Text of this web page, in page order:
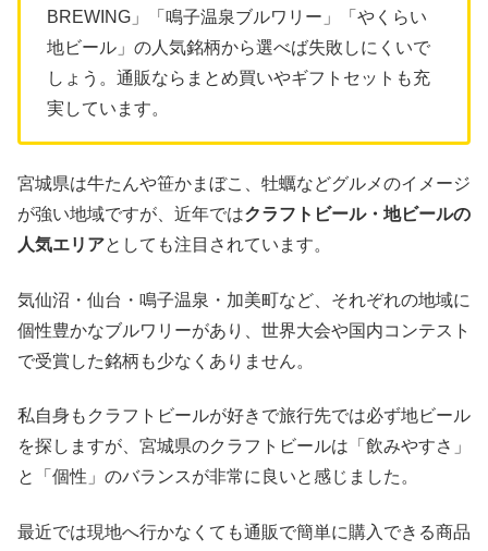
BREWING」「鳴子温泉ブルワリー」「やくらい
地ビール」の人気銘柄から選べば失敗しにくいで
しょう。通販ならまとめ買いやギフトセットも充
実しています。
宮城県は牛たんや笹かまぼこ、牡蠣などグルメのイメージ
が強い地域ですが、近年ではクラフトビール・地ビールの
人気エリアとしても注目されています。
気仙沼・仙台・鳴子温泉・加美町など、それぞれの地域に
個性豊かなブルワリーがあり、世界大会や国内コンテスト
で受賞した銘柄も少なくありません。
私自身もクラフトビールが好きで旅行先では必ず地ビール
を探しますが、宮城県のクラフトビールは「飲みやすさ」
と「個性」のバランスが非常に良いと感じました。
最近では現地へ行かなくても通販で簡単に購入できる商品